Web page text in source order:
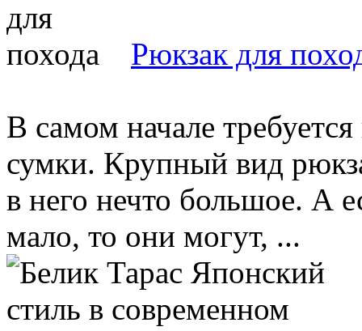
Рюкзак для
В самом начале
сумки. Крупный вид
в него нечто большое. А
мало, то они могут, ...